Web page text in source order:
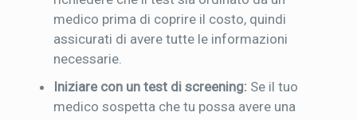
medico prima di coprire il costo, quindi
assicurati di avere tutte le informazioni
necessarie.
Iniziare con un test di screening: Se il tuo
medico sospetta che tu possa avere una